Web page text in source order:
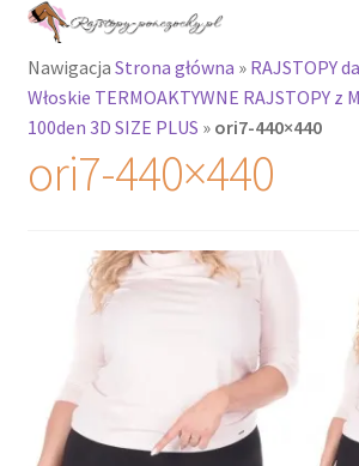
Przejdź
nawigacji
Przejdź
treści
Rajstopy
Rozwiń
menu
potomne
Podkolanówki i
Wszystkie
produkty
Nawigacja Strona główna » RAJSTOPY
Włoskie TERMOAKTYWNE RAJSTOPY z
100den 3D SIZE PLUS » ori7-440×440
ori7-440×440